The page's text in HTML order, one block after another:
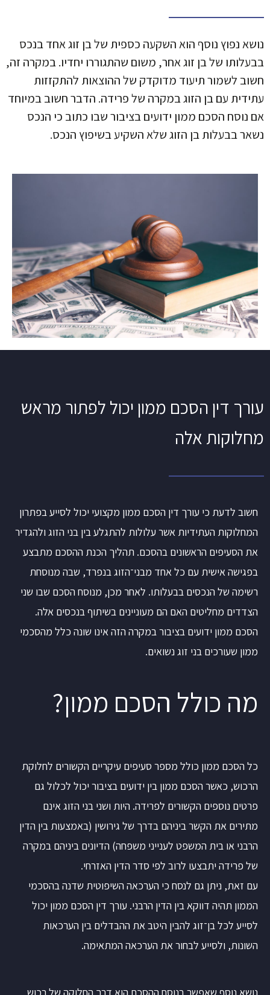
נושא נפוץ נוסף הוא השקעה כספית של בן זוג אחד בנכס
בבעלותו של בן זוג אחר, משום שהתגוררו יחדיו. במקרה זה,
חשוב לשמור תיעוד מדוקדק של ההוצאות להתקזזות
עתידית עם בן הזוג במקרה של פרידה. הדבר חשוב במיוחד
אם נוסח הסכם ממון ידועים בציבור שבו כתוב כי הנכס
נשאר בבעלות בן הזוג שלא השקיע בשיפוץ הנכס.
עורך דין הסכם ממון יכול לפתור מראש
מחלוקות אלה
חשוב לדעת כי עורך דין הסכם ממון מקצועי יכול לסייע בפתרון
המחלוקות העתידיות אשר עלולות להתגלע בין בני הזוג ולהגדיר
את הסעיפים הראשונים בהסכם. תהליך הכנת ההסכם מתבצע
בפגישה אישית עם כל אחד מבני־הזוג בנפרד, שבה מנוסחת
רשימה של הנכסים בבעלותו. לאחר מכן, מנוסח הסכם שבו שני
הצדדים מחליטים האם הם מעוניינים בשיתוף בנכסים אלה.
הסכם ממון ידועים בציבור במקרה הזה אינו שונה כלל מהסכמי
ממון שעורכים בני זוג נשואים.
מה כולל הסכם ממון?
כל הסכם ממון כולל מספר סעיפים עיקריים הקשורים לחלוקת
הרכוש, כאשר הסכם ממון בין ידועים בציבור יכול לכלול גם
פרטים נוספים הקשורים לפרידה. היות ושני בני הזוג אינם
מתירים את הקשר ביניהם בדרך של גירושין (באמצעות בין הדין
הרבני או בית המשפט לענייני משפחה) הדיונים ביניהם במקרה
של פרידה יתבצעו לרוב לפי סדר הדין האזרחי.
עם זאת, ניתן גם לנסח כי הערכאה השיפוטית שדנה בהסכמי
הממון תהיה דווקא בין הדין הרבני. עורך דין הסכם ממון יכול
לסייע לכל בן־זוג להבין היטב את ההבדלים בין הערכאות
השונות, ולסייע לבחור את הערכאה המתאימה.
נושא נוסף שאפשר בנוסח ההסכם הוא דרך החלוקה של רכוש